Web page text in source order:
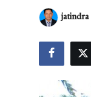
আন্তর্জাতিক
jatindra